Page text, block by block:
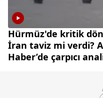
Hürmüz'de kritik
İran taviz mi verdi? A
Haber’de çarpıcı